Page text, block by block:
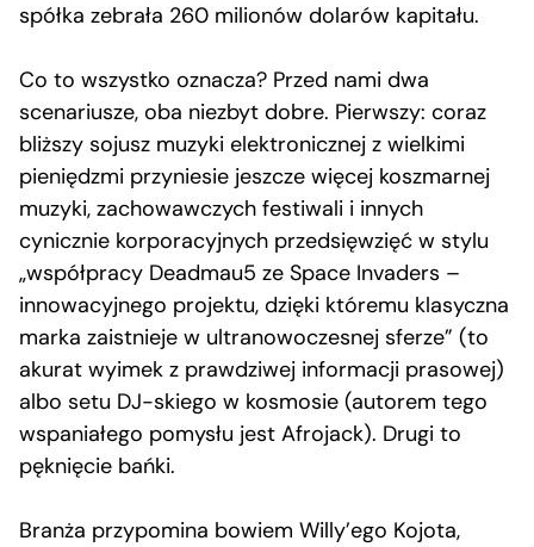
spółka zebrała 260 milionów dolarów kapitału.
Co to wszystko oznacza? Przed nami dwa
scenariusze, oba niezbyt dobre. Pierwszy: coraz
bliższy sojusz muzyki elektronicznej z wielkimi
pieniędzmi przyniesie jeszcze więcej koszmarnej
muzyki, zachowawczych festiwali i innych
cynicznie korporacyjnych przedsięwzięć w stylu
„współpracy Deadmau5 ze Space Invaders –
innowacyjnego projektu, dzięki któremu klasyczna
marka zaistnieje w ultranowoczesnej sferze” (to
akurat wyimek z prawdziwej informacji prasowej)
albo setu DJ-skiego w kosmosie (autorem tego
wspaniałego pomysłu jest Afrojack). Drugi to
pęknięcie bańki.
Branża przypomina bowiem Willy’ego Kojota,